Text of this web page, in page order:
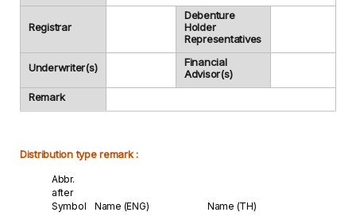
Registrar
Debenture
Holder
Representatives
Underwriter(s)
Financial
Advisor(s)
Remark
Distribution type remark :
Abbr.
after
Symbol
Name (ENG)
Name (TH)